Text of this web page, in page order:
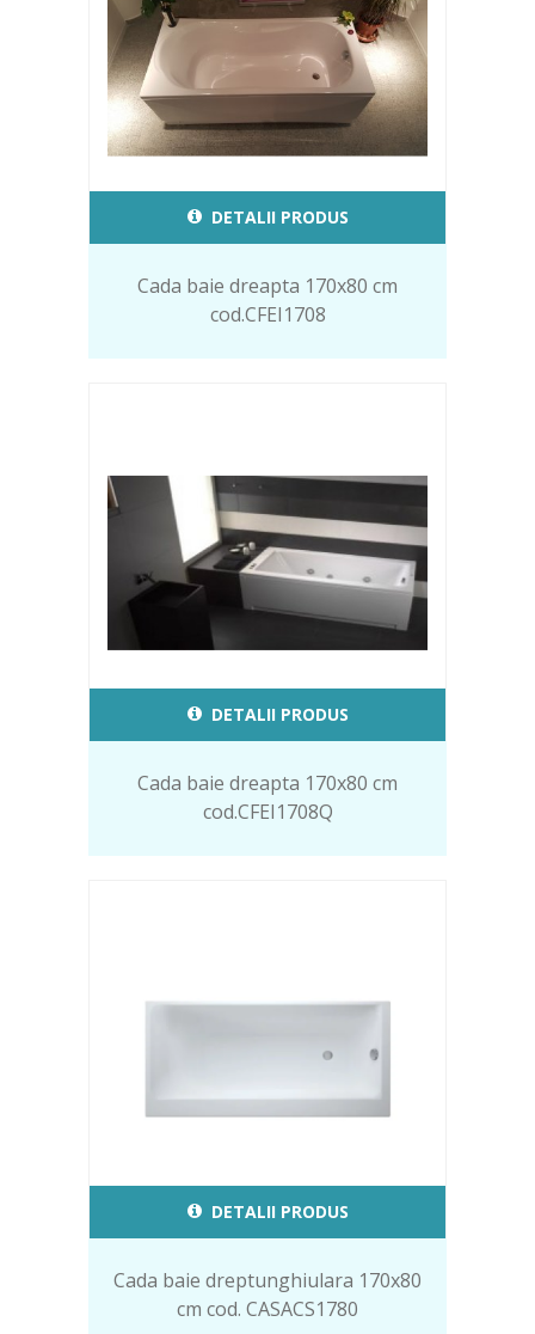
DETALII PRODUS
Cada baie dreapta 170x80 cm
cod.CFEI1708
DETALII PRODUS
Cada baie dreapta 170x80 cm
cod.CFEI1708Q
DETALII PRODUS
Cada baie dreptunghiulara 170x80
cm cod. CASACS1780